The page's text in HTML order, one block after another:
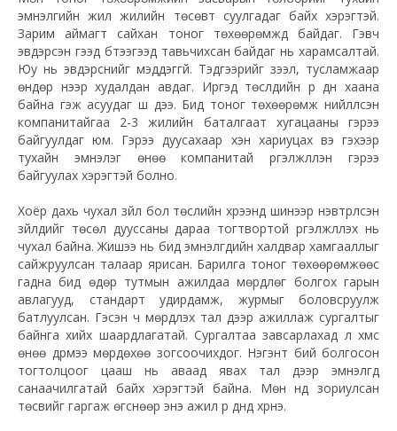
эмнэлгийн жил жилийн төсөвт суулгадаг байх хэрэгтэй.
Зарим аймагт сайхан тоног төхөөрөмжүүд байдаг. Гэвч
эвдэрсэн гээд бүтээгээд тавьчихсан байдаг нь харамсалтай.
Юу нь эвдэрснийг мэддэггүй. Тэдгээрийг зээл, тусламжаар
өндөр үнээр худалдан авдаг. Иргэд төслүүдийн үр дүн хаана
байна гэж асуудаг шүү дээ. Бид тоног төхөөрөмж нийлүүлсэн
компанитайгаа 2-3 жилийн баталгаат хугацааны гэрээ
байгуулдаг юм. Гэрээ дуусахаар хэн хариуцах вэ гэхээр
тухайн эмнэлэг өнөө компанитай үргэлжлүүлэн гэрээ
байгуулах хэрэгтэй болно.
Хоёр дахь чухал зүйл бол төслийн хүрээнд шинээр нэвтрүүлсэн
зүйлүүдийг төсөл дууссаны дараа тогтвортой үргэлжлүүлэх нь
чухал байна. Жишээ нь бид эмнэлгүүдийн халдвар хамгааллыг
сайжруулсан талаар ярисан. Барилга тоног төхөөрөмжөөс
гадна бид өдөр тутмын ажилдаа мөрдлөг болгох гарын
авлагууд, стандарт удирдамж, журмыг боловсруулж
батлуулсан. Гэсэн ч мөрдүүлэх тал дээр ажиллаж сургалтыг
байнга хийх шаардлагатай. Сургалтаа завсарлахад л хүмүүс
өнөө дүрмээ мөрдөхөө зогсоочихдог. Нэгэнт бий болгосон
тогтолцоог цааш нь аваад явах тал дээр эмнэлгүүд
санаачилгатай байх хэрэгтэй байна. Мөн үүнд зориулсан
төсвийг гаргаж өгснөөр энэ ажил үр дүнд хүрнэ.